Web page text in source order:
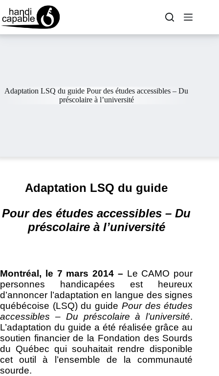
Adaptation LSQ du guide Pour des études accessibles – Du
préscolaire à l’université
Adaptation LSQ du guide
Pour des études accessibles – Du
préscolaire à l’université
Montréal, le 7 mars 2014 – Le CAMO pour
personnes handicapées est heureux
d’annoncer l’adaptation en langue des signes
québécoise (LSQ) du guide Pour des études
accessibles – Du préscolaire à l’université.
L’adaptation du guide a été réalisée grâce au
soutien financier de la Fondation des Sourds
du Québec qui souhaitait rendre disponible
cet outil à l’ensemble de la communauté
sourde.